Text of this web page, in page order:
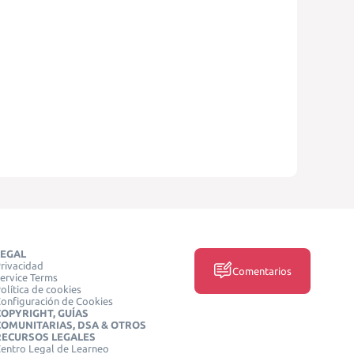
Terms
de cookies
de Cookies
GUÍAS
DSA & OTROS
LEGALES
Legal de Learneo
Comentarios